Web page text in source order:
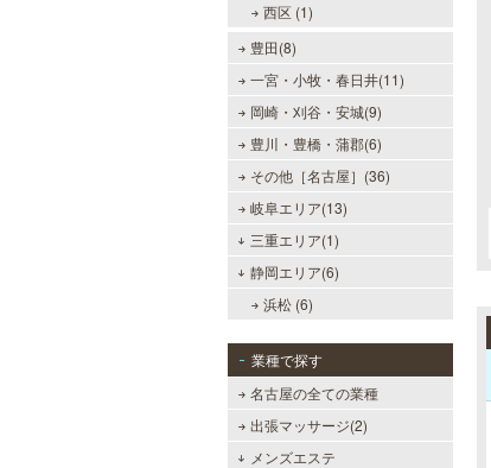
西区 (1)
豊田(8)
一宮・小牧・春日井(11)
岡崎・刈谷・安城(9)
豊川・豊橋・蒲郡(6)
その他［名古屋］(36)
岐阜エリア(13)
三重エリア(1)
静岡エリア(6)
浜松 (6)
業種で探す
名古屋の全ての業種
出張マッサージ(2)
メンズエステ